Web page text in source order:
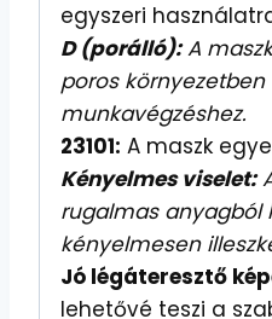
egyszeri
D (porálló):A
poros környezetben
munkavégzéshez.
23101: A maszk
Kényelmes viselet:
rugalmas anyagból
kényelmesen
Jó légáteresztő
lehetővé teszi a